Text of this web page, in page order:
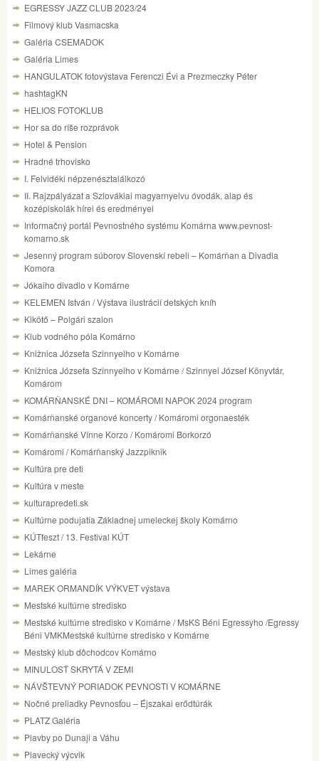
EGRESSY JAZZ CLUB 2023/24
Filmový klub Vasmacska
Galéria CSEMADOK
Galéria Limes
HANGULATOK fotovýstava Ferenczi Évi a Prezmeczky Péter
hashtagKN
HELIOS FOTOKLUB
Hor sa do ríše rozprávok
Hotel & Pension
Hradné trhovisko
I. Felvidéki népzenésztalálkozó
II. Rajzpályázat a Szlovákiai magyarnyelvu óvodák, alap és
kozépiskolák hírei és eredményei
Informačný portál Pevnostného systému Komárna www.pevnost-
komarno.sk
Jesenný program súborov Slovenskí rebeli – Komárňan a Divadla
Komora
Jókaiho divadlo v Komárne
KELEMEN István / Výstava ilustrácií detských kníh
Kikötő – Polgári szalon
Klub vodného póla Komárno
Knižnica Józsefa Szinnyeiho v Komárne
Knižnica Józsefa Szinnyeiho v Komárne / Szinnyei József Könyvtár,
Komárom
KOMÁRŇANSKÉ DNI – KOMÁROMI NAPOK 2024 program
Komárňanské organové koncerty / Komáromi orgonaesték
Komárňanské Vínne Korzo / Komáromi Borkorzó
Komáromi / Komárňanský Jazzpiknik
Kultúra pre deti
Kultúra v meste
kulturapredeti.sk
Kultúrne podujatia Základnej umeleckej školy Komárno
KÚTfeszt / 13. Festival KÚT
Lekárne
Limes galéria
MAREK ORMANDÍK VÝKVET výstava
Mestské kultúrne stredisko
Mestské kultúrne stredisko v Komárne / MsKS Béni Egressyho /Egressy
Béni VMKMestské kultúrne stredisko v Komárne
Mestský klub dôchodcov Komárno
MINULOSŤ SKRYTÁ V ZEMI
NÁVŠTEVNÝ PORIADOK PEVNOSTI V KOMÁRNE
Nočné preliadky Pevnosťou – Éjszakai erődtúrák
PLATZ Galéria
Plavby po Dunaji a Váhu
Plavecký výcvik